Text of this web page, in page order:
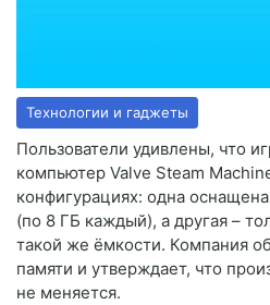
Технологии и гаджеты
Пользователи удивлены, что
компьютер Valve Steam
конфигурациях: одна
(по 8 ГБ каждый), а другая –
такой же ёмкости. Компания
памяти и утверждает, что
не меняется.